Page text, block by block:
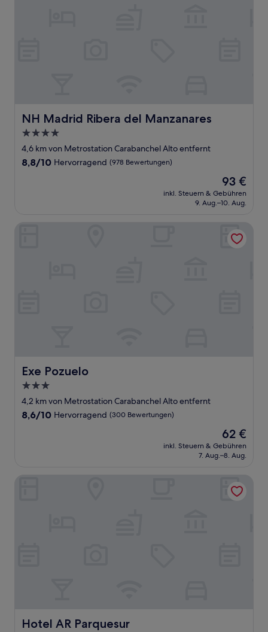
NH Madrid Ribera del Manzanares
NH Madrid Ribera del Manzanares
4.0-
Sterne-
Unterkunft
4,6 km von Metrostation Carabanchel Alto entfernt
8.8
8,8/10 Hervorragend (978 Bewertungen)
Der
Preis
beträgt
93 €
inkl. Steuern & Gebühren
9. Aug.–10. Aug.
Exe Pozuelo
Exe Pozuelo
3.0-
Sterne-
Unterkunft
4,2 km von Metrostation Carabanchel Alto entfernt
8.6
8,6/10 Hervorragend (300 Bewertungen)
Der
Preis
beträgt
62 €
inkl. Steuern & Gebühren
7. Aug.–8. Aug.
Hotel AR Parquesur
Hotel AR Parquesur